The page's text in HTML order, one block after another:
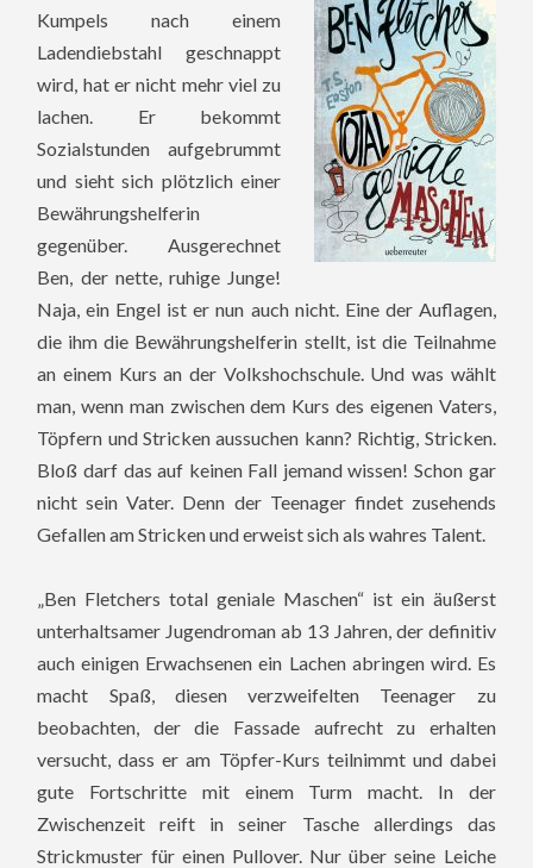
Kumpels nach einem
Ladendiebstahl geschnappt
wird, hat er nicht mehr viel zu
lachen. Er bekommt
Sozialstunden aufgebrummt
und sieht sich plötzlich einer
Bewährungshelferin
gegenüber. Ausgerechnet
Ben, der nette, ruhige Junge!
Naja, ein Engel ist er nun auch nicht. Eine der Auflagen,
die ihm die Bewährungshelferin stellt, ist die Teilnahme
an einem Kurs an der Volkshochschule. Und was wählt
man, wenn man zwischen dem Kurs des eigenen Vaters,
Töpfern und Stricken aussuchen kann? Richtig, Stricken.
Bloß darf das auf keinen Fall jemand wissen! Schon gar
nicht sein Vater. Denn der Teenager findet zusehends
Gefallen am Stricken und erweist sich als wahres Talent.
„Ben Fletchers total geniale Maschen“ ist ein äußerst
unterhaltsamer Jugendroman ab 13 Jahren, der definitiv
auch einigen Erwachsenen ein Lachen abringen wird. Es
macht Spaß, diesen verzweifelten Teenager zu
beobachten, der die Fassade aufrecht zu erhalten
versucht, dass er am Töpfer-Kurs teilnimmt und dabei
gute Fortschritte mit einem Turm macht. In der
Zwischenzeit reift in seiner Tasche allerdings das
Strickmuster für einen Pullover. Nur über seine Leiche